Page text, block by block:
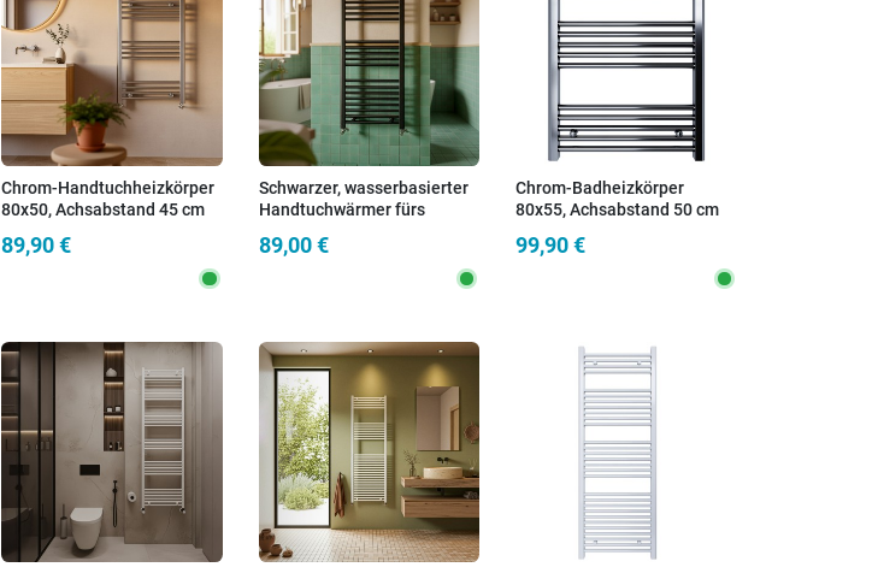
Chrom-Handtuchheizkörper
80x50, Achsabstand 45 cm
89,90 €
Schwarzer, wasserbasierter
Handtuchwärmer fürs
mm, 450 mm Mittenabstand
89,00 €
Chrom-Badheizkörper
80x55, Achsabstand 50 cm
99,90 €